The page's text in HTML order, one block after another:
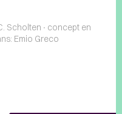
Scholten ∙ concept en
Emio Greco